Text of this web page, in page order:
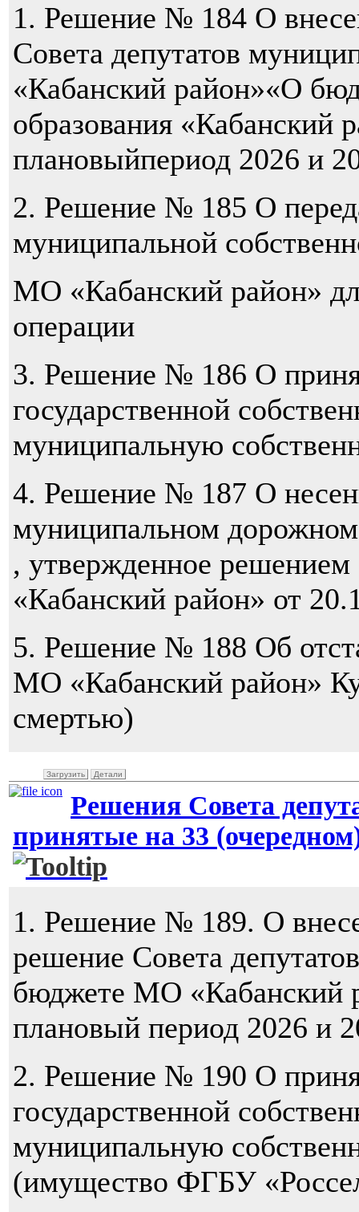
1. Решение № 184 О
Совета депутатов
«Кабанский район»«О
образования «Кабанский
плановыйпериод 2026 и
2. Решение № 185 О
муниципальной
МО «Кабанский район»
операции
3. Решение № 186 О
государственной
муниципальную
4. Решение № 187 О
муниципальном
, утвержденное
«Кабанский район» от
5. Решение № 188 Об
МО «Кабанский район»
смертью)
Загрузить Детали
Решения Совета
принятые на 33
1. Решение № 189. О
решение Совета
бюджете МО «Кабанский
плановый период 2026 и
2. Решение № 190 О
государственной
муниципальную
(имущество ФГБУ